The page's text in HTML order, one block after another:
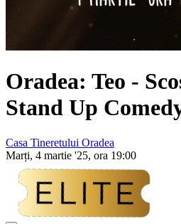
Oradea: Teo -
Stand Up
Casa Tineretului Oradea
Marți, 4 martie '25, ora 19:00